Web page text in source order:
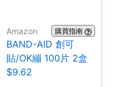
Amazon 購買指南
BAND-AID 創可
貼/OK繃 100片 2盒
$9.62